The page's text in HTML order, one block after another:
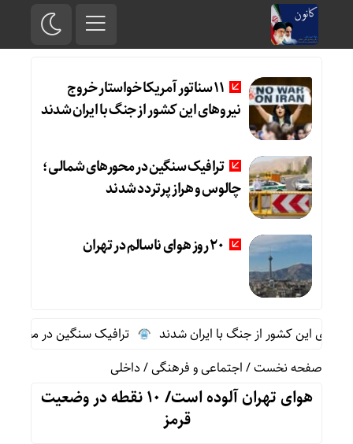
11 سناتور آمریکا خواستار خروج
نیروهای این کشور از جنگ با ایران شدند
ترافیک سنگین در محورهای شمالی؛
چالوس و هراز پرتردد شدند
20 روز هوای ناسالم در تهران
ترافیک سنگین در محورهای
صفحه نخست/اجتماعی و فرهنگی/داخلی
هوای تهران آلوده است/ ۱٠ نقطه در وضعیت
قرمز